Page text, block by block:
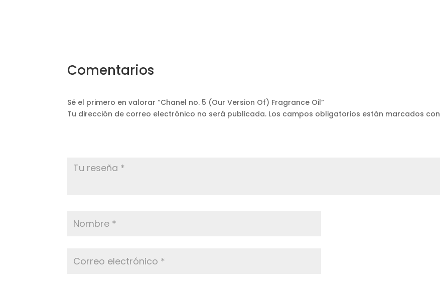
Comentarios
Sé el primero en valorar “Chanel no. 5 (Our Version Of) Fragrance Oil”
Tu dirección de correo electrónico no será publicada. Los campos obligatorios están marcados con